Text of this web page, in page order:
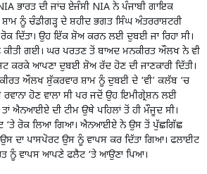
ਭਾਰਤ ਦੀ ਜਾਂਚ ਏਜੰਸੀ NIA ਨੇ ਪੰਜਾਬੀ ਗਾਇਕ
ਨੂੰ ਚੰਡੀਗੜ੍ਹ ਦੇ ਸ਼ਹੀਦ ਭਗਤ ਸਿੰਘ ਅੰਤਰਰਾਸ਼ਟਰੀ
ਦਿੱਤਾ। ਉਹ ਇੱਕ ਸ਼ੋਅ ਕਰਨ ਲਈ ਦੁਬਈ ਜਾ ਰਿਹਾ ਸੀ।
ਗਈ। ਘਰ ਪਰਤਣ ਤੋਂ ਬਾਅਦ ਮਨਕੀਰਤ ਔਲਖ ਨੇ ਵੀ
ਕਰਕੇ ਆਪਣਾ ਦੁਬਈ ਸ਼ੋਅ ਰੱਦ ਹੋਣ ਦੀ ਜਾਣਕਾਰੀ ਦਿੱਤੀ।
ਔਲਖ ਸ਼ੁੱਕਰਵਾਰ ਸ਼ਾਮ ਨੂੰ ਦੁਬਈ ਦੇ ‘ਵੀ’ ਕਲੱਬ ‘ਚ
ਹੋਣ ਵਾਲਾ ਸੀ ਪਰ ਜਦੋਂ ਉਹ ਇਮੀਗ੍ਰੇਸ਼ਨ ਲਈ
ਐਨਆਈਏ ਦੀ ਟੀਮ ਉਥੇ ਪਹਿਲਾਂ ਤੋਂ ਹੀ ਮੌਜੂਦ ਸੀ।
‘ਤੇ ਰੋਕ ਲਿਆ ਗਿਆ। ਐਨਆਈਏ ਨੇ ਉਸ ਤੋਂ ਪੁੱਛਗਿੱਛ
ਦਾ ਪਾਸਪੋਰਟ ਉਸ ਨੂੰ ਵਾਪਸ ਕਰ ਦਿੱਤਾ ਗਿਆ। ਫਲਾਈਟ
ਨੂੰ ਵਾਪਸ ਆਪਣੇ ਫਲੈਟ ‘ਤੇ ਆਉਣਾ ਪਿਆ।